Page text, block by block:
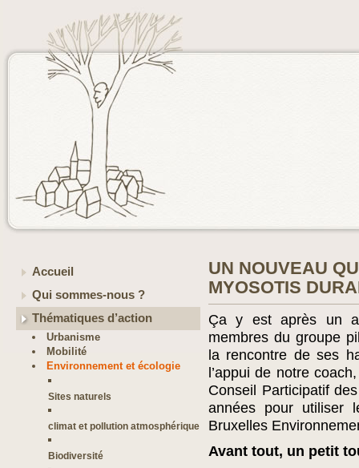
Accueil
Qui sommes-nous ?
Thématiques d’action
Urbanisme
Mobilité
Environnement et écologie
Sites naturels
climat et pollution atmosphérique
Biodiversité
UN NOUVEAU
MYOSOTIS
Ça y est après un
membres du groupe
la rencontre de ses
l’appui de notre
Conseil Participatif
années pour utiliser
Bruxelles
Avant tout, un petit